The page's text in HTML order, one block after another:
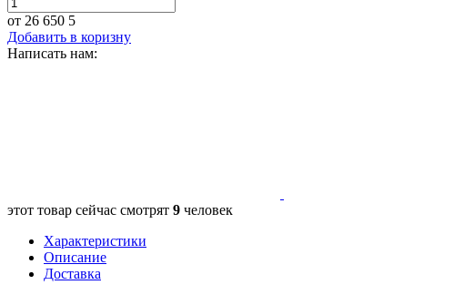
от 26 650 5
Добавить в коризну
Написать нам:
этот товар сейчас смотрят 9 человек
Характеристики
Описание
Доставка